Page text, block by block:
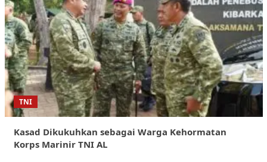
TNI
Kasad Dikukuhkan sebagai Warga Kehormatan
Korps Marinir TNI AL